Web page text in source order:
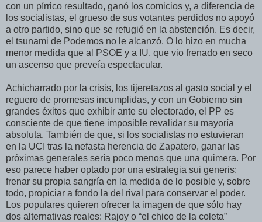
con un pírrico resultado, ganó los comicios y, a diferencia de
los socialistas, el grueso de sus votantes perdidos no apoyó
a otro partido, sino que se refugió en la abstención. Es decir,
el tsunami de Podemos no le alcanzó. O lo hizo en mucha
menor medida que al PSOE y a IU, que vio frenado en seco
un ascenso que preveía espectacular.
Achicharrado por la crisis, los tijeretazos al gasto social y el
reguero de promesas incumplidas, y con un Gobierno sin
grandes éxitos que exhibir ante su electorado, el PP es
consciente de que tiene imposible revalidar su mayoría
absoluta. También de que, si los socialistas no estuvieran
en la UCI tras la nefasta herencia de Zapatero, ganar las
próximas generales sería poco menos que una quimera. Por
eso parece haber optado por una estrategia sui generis:
frenar su propia sangría en la medida de lo posible y, sobre
todo, propiciar a fondo la del rival para conservar el poder.
Los populares quieren ofrecer la imagen de que sólo hay
dos alternativas reales: Rajoy o “el chico de la coleta”